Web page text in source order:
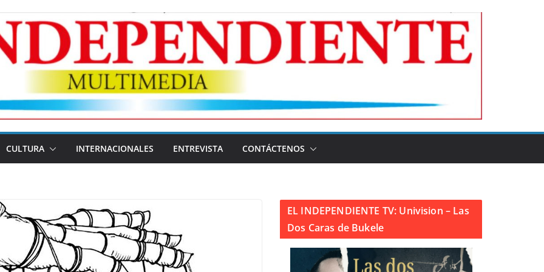
CULTURA INTERNACIONALES ENTREVISTA CONTÁCTENOS
EL INDEPENDIENTE TV: Univision – Las
Dos Caras de Bukele